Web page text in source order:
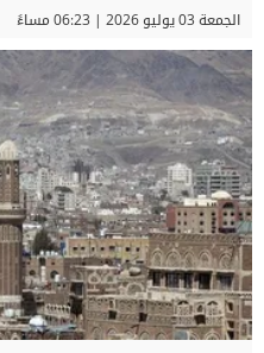
الجمعة 03 يوليو 2026 | 06:23 مساءً